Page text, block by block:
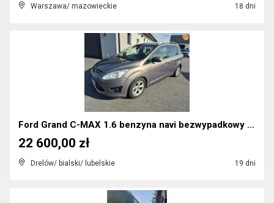
Warszawa/ mazowieckie 18 dni
Ford Grand C-MAX 1.6 benzyna navi bezwypadkowy cl...
Drelów/ bialski/ lubelskie 19 dni
22 600,00 zł